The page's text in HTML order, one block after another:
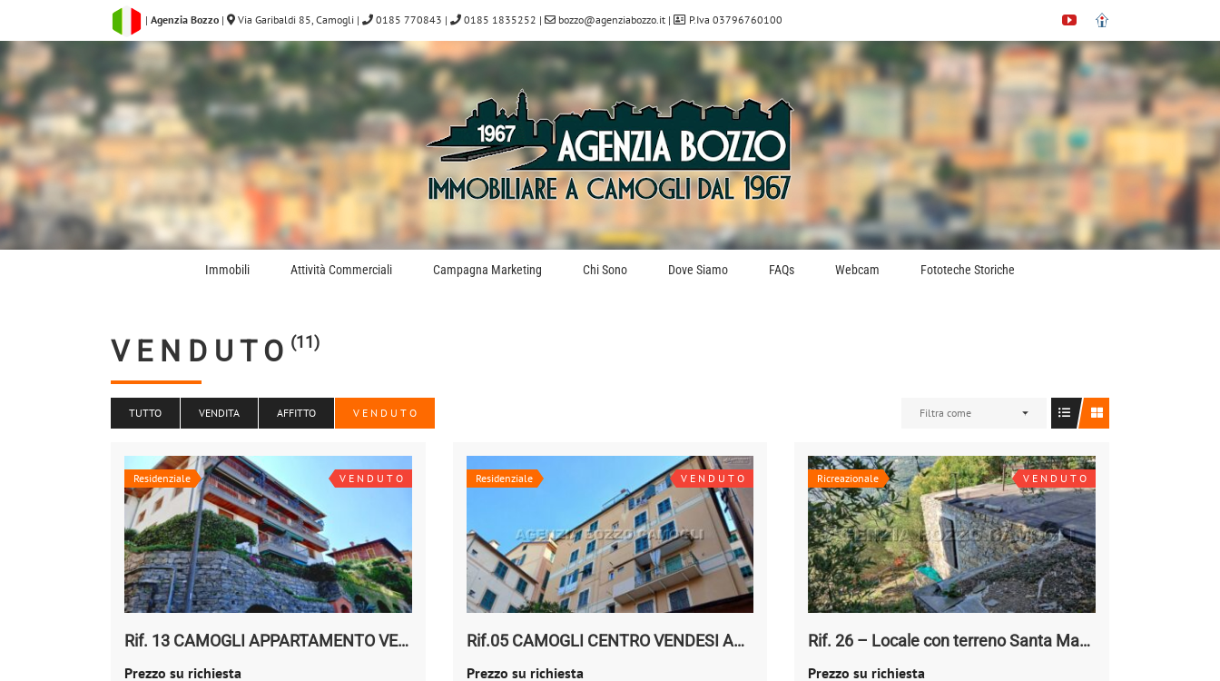
contenuto
| Agenzia Bozzo | Via Garibaldi 85, Camogli | 0185 770843 | 0185 1835252 | bozzo@agenziabozzo.it | P.Iva 03796760100 YouTube
Immobiliare.it
Immobili Attività Commerciali Campagna Marketing Chi Sono Dove Siamo FAQs Webcam Fototeche Storiche
V E N D U T O (11)
TUTTO VENDITA AFFITTO V E N D U T O Filtra come
Residenziale V E N D U T O
Rif. 13 CAMOGLI APPARTAMENTO VENDO
Prezzo su richiesta
Residenziale V E N D U T O
Rif.05 CAMOGLI CENTRO VENDESI APPARTAMENTO
Prezzo su richiesta
Ricreazionale V E N D U T O
Rif. 26 – Locale con terreno Santa Margherita Ligure
Prezzo su richiesta